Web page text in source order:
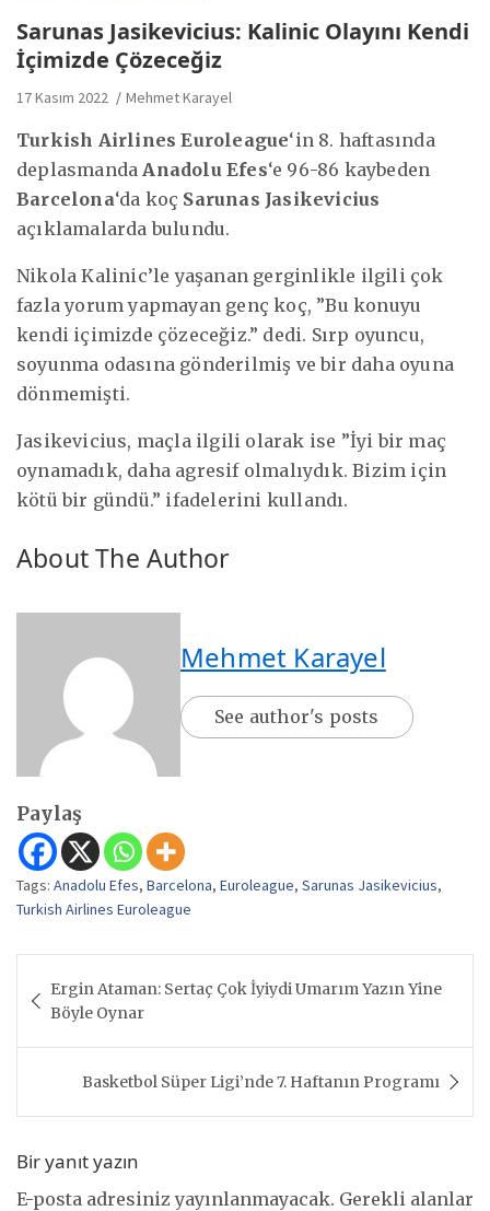
Sarunas Jasikevicius: Kalinic Olayını Kendi
İçimizde Çözeceğiz
17 Kasım 2022 Mehmet Karayel
Turkish Airlines Euroleague‘in 8. haftasında
deplasmanda Anadolu Efes‘e 96-86 kaybeden
Barcelona‘da koç Sarunas Jasikevicius
açıklamalarda bulundu.
Nikola Kalinic’le yaşanan gerginlikle ilgili çok
fazla yorum yapmayan genç koç, ”Bu konuyu
kendi içimizde çözeceğiz.” dedi. Sırp oyuncu,
soyunma odasına gönderilmiş ve bir daha oyuna
dönmemişti.
Jasikevicius, maçla ilgili olarak ise ”İyi bir maç
oynamadık, daha agresif olmalıydık. Bizim için
kötü bir gündü.” ifadelerini kullandı.
About The Author
Mehmet Karayel
See author's posts
Paylaş
Tags: Anadolu Efes, Barcelona, Euroleague, Sarunas Jasikevicius,
Turkish Airlines Euroleague
gezinmesi
Ergin Ataman: Sertaç Çok İyiydi Umarım Yazın Yine
Böyle Oynar
Basketbol Süper Ligi’nde 7. Haftanın Programı
Bir yanıt yazın
E-posta adresiniz yayınlanmayacak. Gerekli alanlar